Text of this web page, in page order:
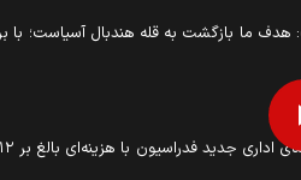
ما بازگشت به قله هندبال آسیاست؛ با